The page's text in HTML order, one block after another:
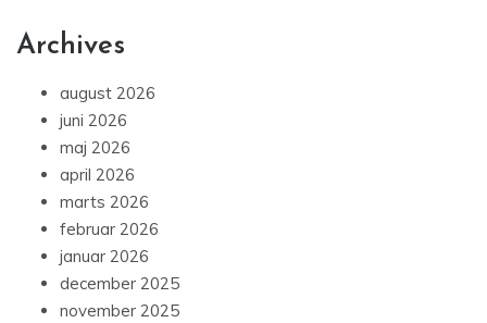
Archives
august 2026
juni 2026
maj 2026
april 2026
marts 2026
februar 2026
januar 2026
december 2025
november 2025